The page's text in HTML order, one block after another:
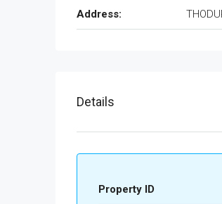
Address:
Details
Property ID